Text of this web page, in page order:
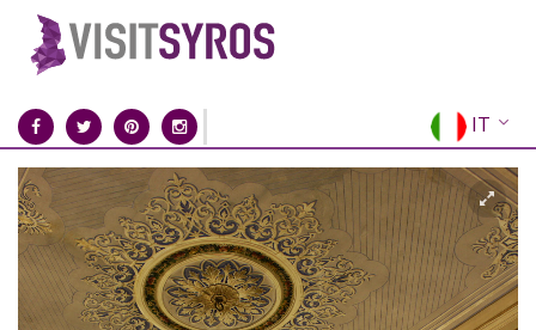
IT
EN
EL
FR
DE